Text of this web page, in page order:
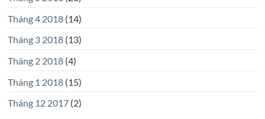
Tháng 4 2018(14)
Tháng 3 2018(13)
Tháng 2 2018(4)
Tháng 1 2018(15)
Tháng 12 2017(2)